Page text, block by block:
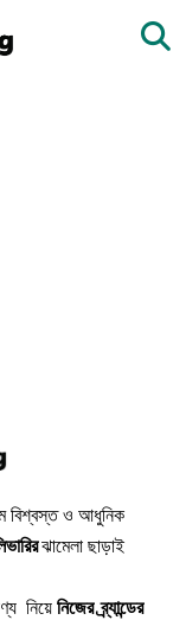
বিশ্বস্ত ও আধুনিক
ঝামেলা ছাড়াই
নিয়ে নিজের ব্র্যান্ডের